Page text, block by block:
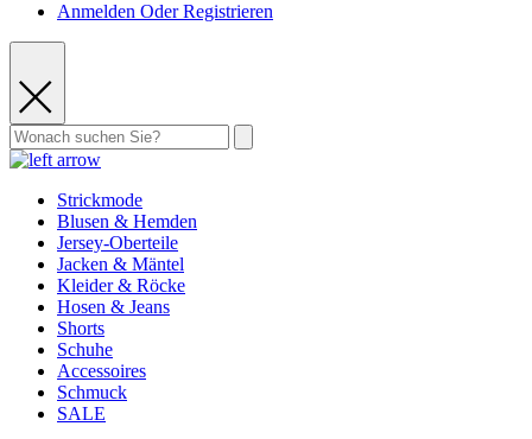
Anmelden Oder Registrieren
Strickmode
Blusen & Hemden
Jersey-Oberteile
Jacken & Mäntel
Kleider & Röcke
Hosen & Jeans
Shorts
Schuhe
Accessoires
Schmuck
SALE